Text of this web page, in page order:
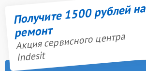
Получите 1500 рублей на
ремонт
Акция сервисного центра
Indesit